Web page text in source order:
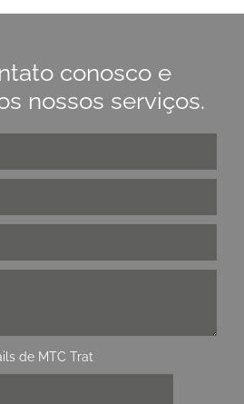
conosco e
nossos serviços.
de MTC Trat